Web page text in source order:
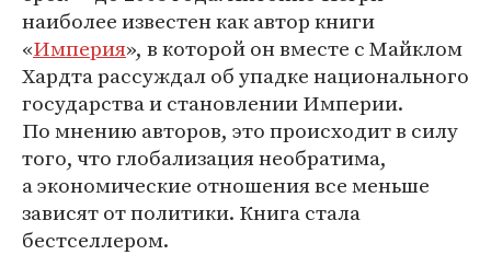
наиболее известен как автор книги
«Империя», в которой он вместе с Майклом
Хардта рассуждал об упадке национального
государства и становлении Империи.
По мнению авторов, это происходит в силу
того, что глобализация необратима,
а экономические отношения все меньше
зависят от политики. Книга стала
бестселлером.